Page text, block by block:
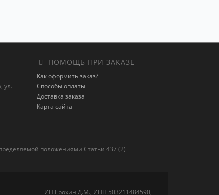
ул.
ПОМОЩЬ ПРИ ЗАКАЗЕ
Как оформить заказ?
Способы оплаты
Доставка заказа
Карта сайта
положениями Статьи 437 (2)
ИП Ерохин Д.М., ИНН 503211484590,